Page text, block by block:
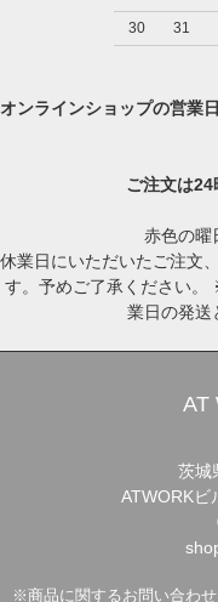
30
31
オンラインショップの営業
ご注文は
赤色の曜
休業日にいただいたご注文
す。予めご了承ください
業日の発送
AT
茨城
ATWORKビ
※商品に関するお問い合わ